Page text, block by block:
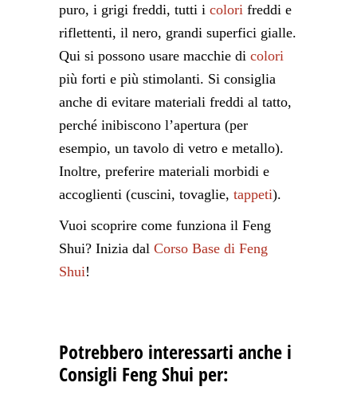
puro, i grigi freddi, tutti i colori freddi e
riflettenti, il nero, grandi superfici gialle.
Qui si possono usare macchie di colori
più forti e più stimolanti. Si consiglia
anche di evitare materiali freddi al tatto,
perché inibiscono l’apertura (per
esempio, un tavolo di vetro e metallo).
Inoltre, preferire materiali morbidi e
accoglienti (cuscini, tovaglie, tappeti).
Vuoi scoprire come funziona il Feng
Shui? Inizia dal Corso Base di Feng
Shui!
Potrebbero interessarti anche i
Consigli Feng Shui per: